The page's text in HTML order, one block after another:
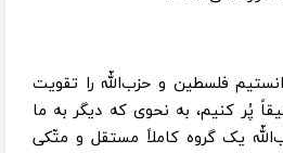
فلسطین و حزب‌اللّه را تقویت
پُر کنیم، به نحوی که دیگر به ما
یک گروه کاملاً مستقل و متّکی